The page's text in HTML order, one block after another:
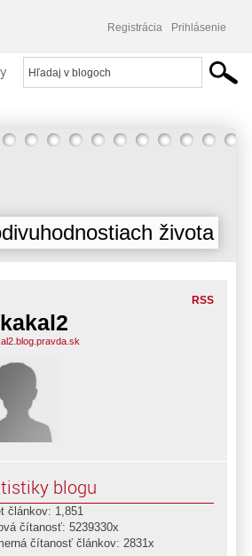
Registrácia Prihlásenie
života
RSS
blogu
článkov: 1,851
čítanosť: 5239330x
čítanosť článkov: 2831x